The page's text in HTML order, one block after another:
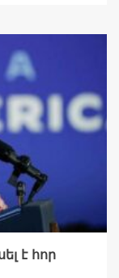
է հոր